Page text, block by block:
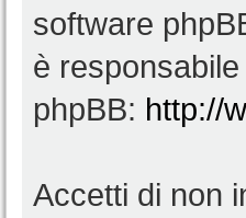
software
è
phpBB: http://
Accetti di non